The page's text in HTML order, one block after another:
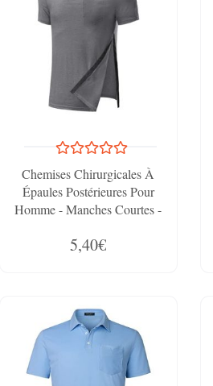
Chemises Chirurgicales À
Épaules Postérieures Pour
Homme - Manches Courtes -
Côté - Accès À Pression -
5,40€